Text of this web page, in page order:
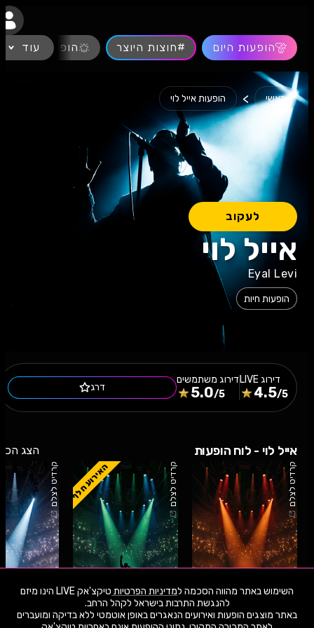
השימוש באתר מהווה הסכמה למדיניות הפרטיות
טיקצ'אק LIVE הינו מיזם
באתר מוצגים הופעות ואירועים הנאגרים באופן אוטמטי ללא בדיקה ומועברים
הופעות היום #חוצות היוצר הופעות חיות
עוד
ראשי > הופעות אייל לוי
לעקוב
אייל לוי
Eyal Levi
הופעות חיות
דירוג
4.5/5
דירוג משתמשים
5.0/5
דרג
אייל לוי - לוח הופעות הצג הכל
קרדיט לצלם
09.10.26
קרדיט לצלם האירוע חלף
חמישי
קרדיט לצלם
23.6.26